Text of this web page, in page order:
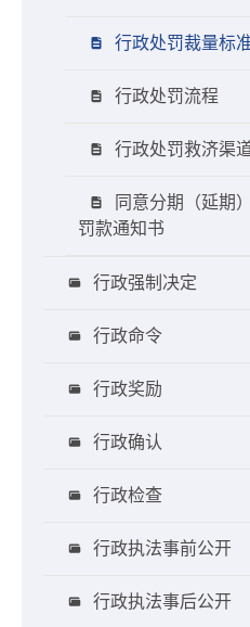
行政处罚裁量标
行政处罚流程
行政处罚救济渠
同意分期（延期
罚款通知书
行政强制决定
行政命令
行政奖励
行政确认
行政检查
行政执法事前公开
行政执法事后公开